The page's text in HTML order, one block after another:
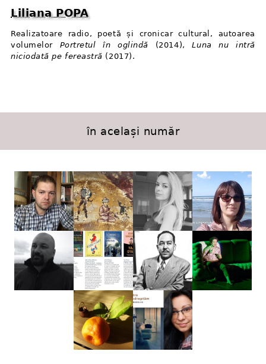
Liliana POPA
Realizatoare radio, poetă și cronicar cultural, autoarea
volumelor Portretul în oglindă (2014),Luna nu intră
niciodată pe fereastră (2017).
în același număr